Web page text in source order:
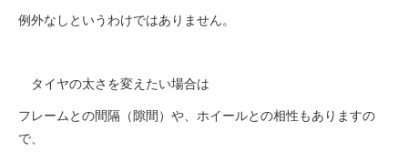
例外なしというわけではありません。
タイヤの太さを変えたい場合は
フレームとの間隔（隙間）や、ホイールとの相性もありますの
で、